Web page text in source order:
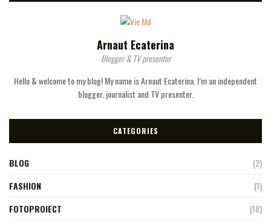
Arnaut Ecaterina
Blogger & TV presenter
Hello & welcome to my blog! My name is Arnaut Ecaterina. I’m an independent
blogger, journalist and TV presenter.
CATEGORIES
BLOG
(2)
FASHION
(1)
FOTOPROIECT
(18)